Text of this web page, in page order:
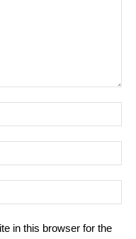
in this browser for the